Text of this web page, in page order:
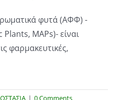
φυτά (ΑΦΦ) -
MAPs)- είναι
φαρμακευτικές,
| 0 Comments